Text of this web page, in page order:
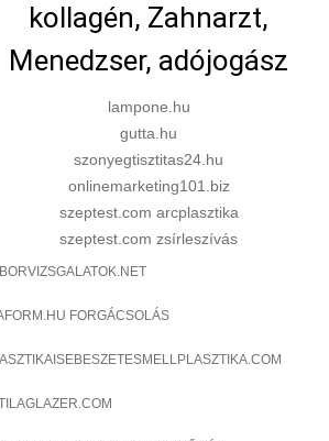
kollagén, Zahnarzt,
Menedzser, adójogász
lampone.hu
gutta.hu
szonyegtisztitas24.hu
onlinemarketing101.biz
szeptest.com arcplasztika
szeptest.com zsírleszívás
FORGÁCSOLÁS